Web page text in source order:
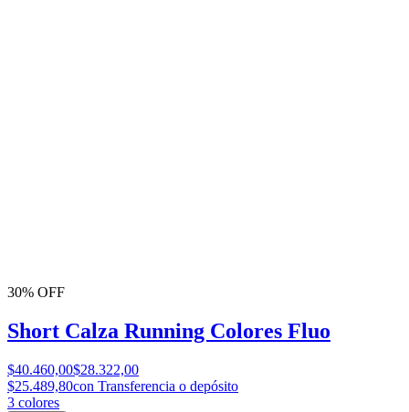
30% OFF
Short Calza Running Colores Fluo
$40.460,00$28.322,00
$25.489,80con Transferencia o depósito
3 colores